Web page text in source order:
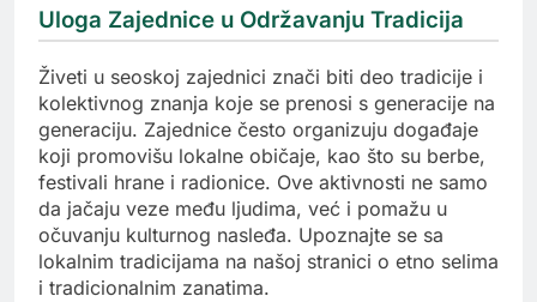
Uloga Zajednice u Održavanju Tradicija
Živeti u seoskoj zajednici znači biti deo tradicije i
kolektivnog znanja koje se prenosi s generacije na
generaciju. Zajednice često organizuju događaje
koji promovišu lokalne običaje, kao što su berbe,
festivali hrane i radionice. Ove aktivnosti ne samo
da jačaju veze među ljudima, već i pomažu u
očuvanju kulturnog nasleđa. Upoznajte se sa
lokalnim tradicijama na našoj stranici o etno selima
i tradicionalnim zanatima.